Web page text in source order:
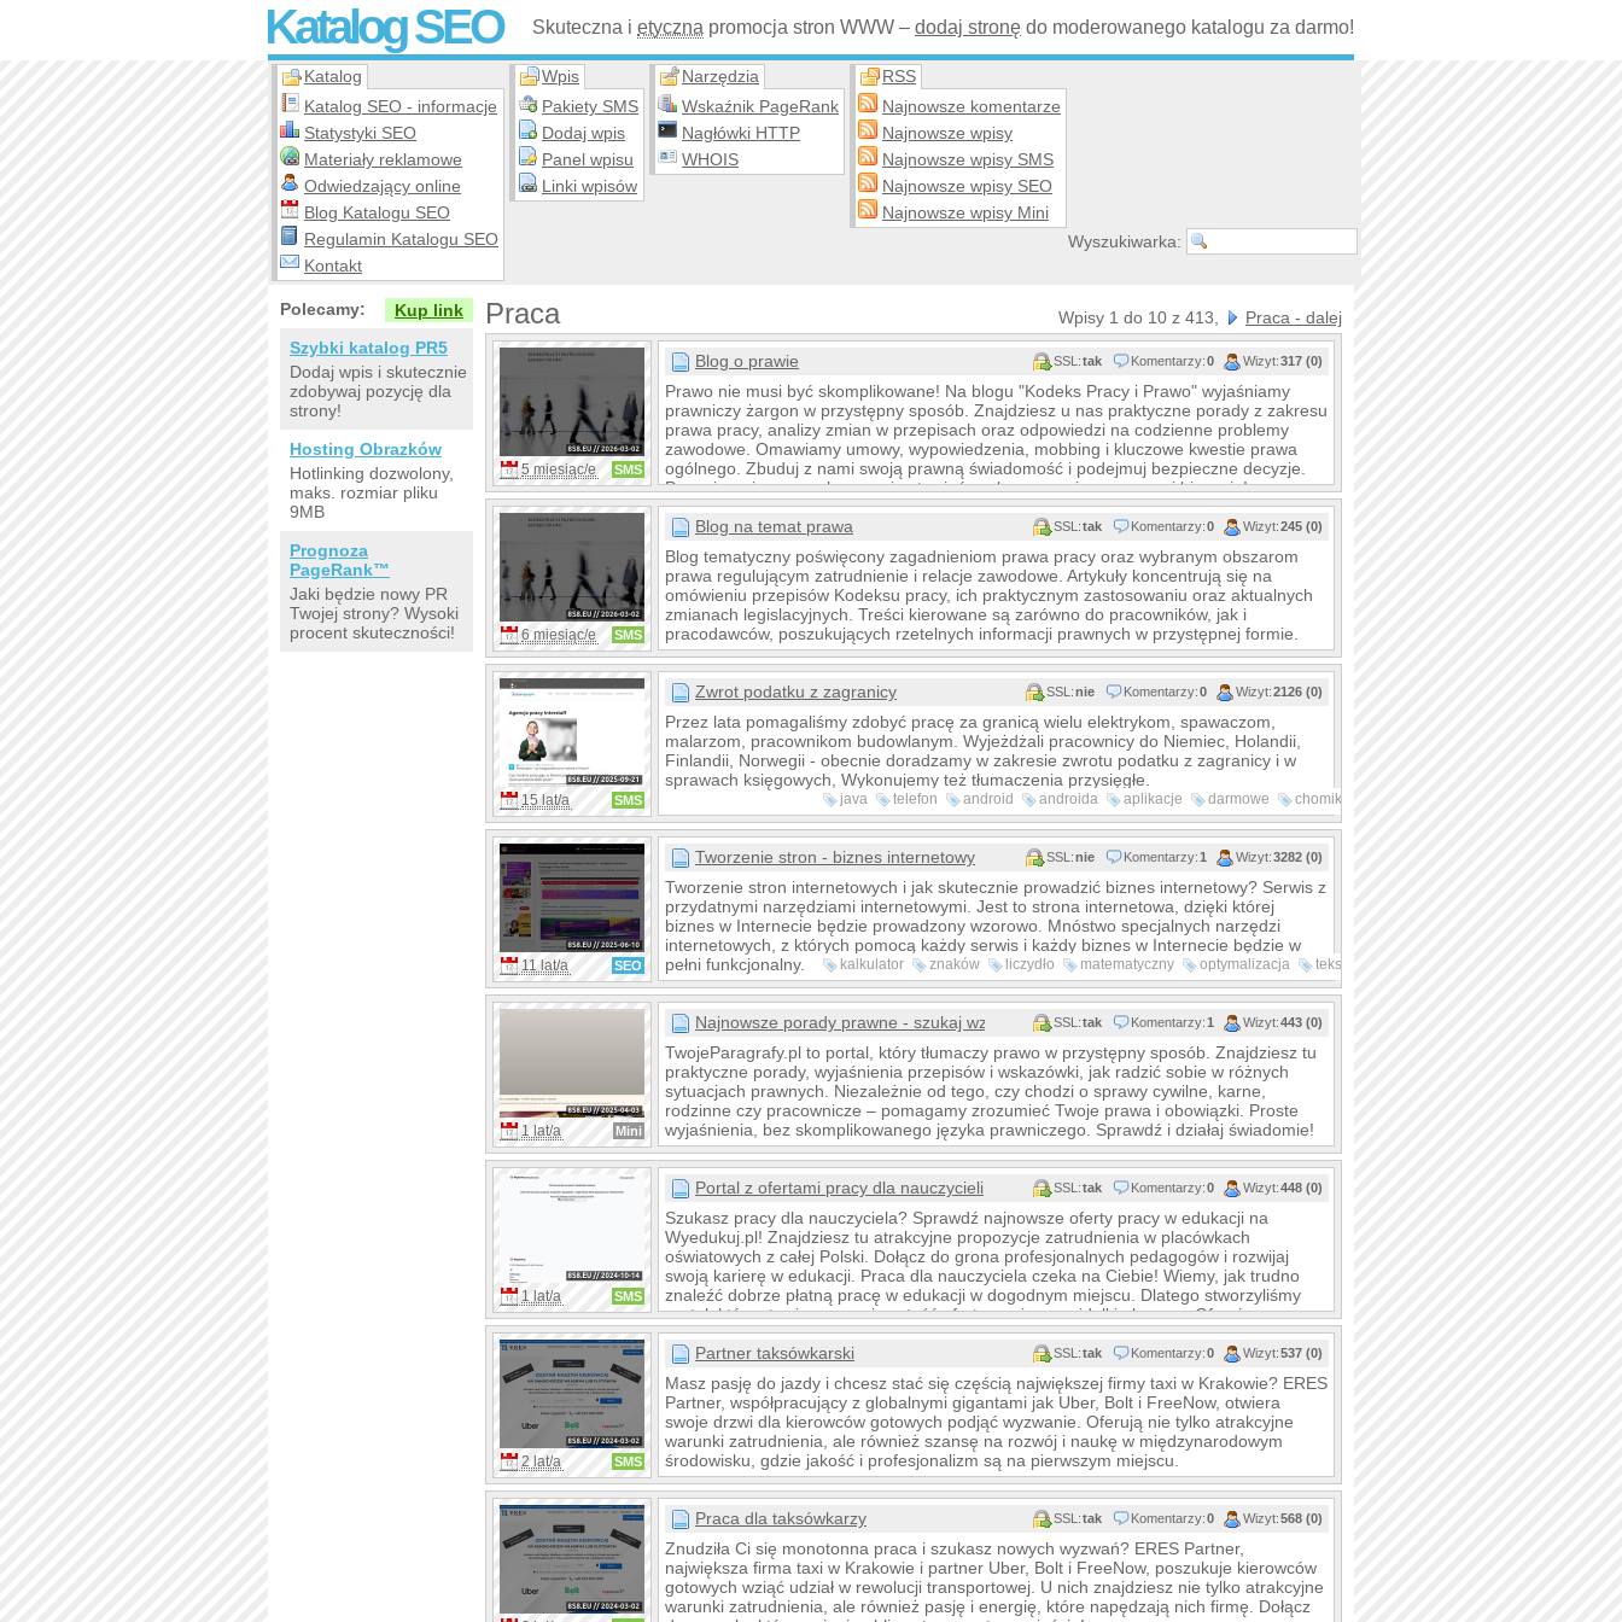
Katalog SEO Skuteczna i etyczna promocja stron WWW – dodaj stronę do moderowanego katalogu za darmo!
Katalog
Katalog SEO - informacje
Statystyki SEO
Materiały reklamowe
Odwiedzający online
Blog Katalogu SEO
Regulamin Katalogu SEO
Kontakt
Wpis
Pakiety SMS
Dodaj wpis
Panel wpisu
Linki wpisów
Narzędzia
Wskaźnik PageRank
Nagłówki HTTP
WHOIS
RSS
Najnowsze komentarze
Najnowsze wpisy
Najnowsze wpisy SMS
Najnowsze wpisy SEO
Najnowsze wpisy Mini
Wyszukiwarka:
Praca Wpisy 1 do 10 z 413, Praca - dalej
5 miesiąc/e SMS
Blog o prawie SSL:tak Komentarzy:0 Wizyt:317 (0)
Prawo nie musi być skomplikowane! Na blogu "Kodeks Pracy i Prawo" wyjaśniamy
prawniczy żargon w przystępny sposób. Znajdziesz u nas praktyczne porady z zakresu
prawa pracy, analizy zmian w przepisach oraz odpowiedzi na codzienne problemy
zawodowe. Omawiamy umowy, wypowiedzenia, mobbing i kluczowe kwestie prawa
ogólnego. Zbuduj z nami swoją prawną świadomość i podejmuj bezpieczne decyzje.
Poznaj swoje prawa, by pewnie stawiać czoła wyzwaniom w pracy i biznesie!
6 miesiąc/e SMS
Blog na temat prawa SSL:tak Komentarzy:0 Wizyt:245 (0)
Blog tematyczny poświęcony zagadnieniom prawa pracy oraz wybranym obszarom
prawa regulującym zatrudnienie i relacje zawodowe. Artykuły koncentrują się na
omówieniu przepisów Kodeksu pracy, ich praktycznym zastosowaniu oraz aktualnych
zmianach legislacyjnych. Treści kierowane są zarówno do pracowników, jak i
pracodawców, poszukujących rzetelnych informacji prawnych w przystępnej formie.
15 lat/a SMS
Zwrot podatku z zagranicy SSL:nie Komentarzy:0 Wizyt:2126 (0)
Przez lata pomagaliśmy zdobyć pracę za granicą wielu elektrykom, spawaczom,
malarzom, pracownikom budowlanym. Wyjeżdżali pracownicy do Niemiec, Holandii,
Finlandii, Norwegii - obecnie doradzamy w zakresie zwrotu podatku z zagranicy i w
sprawach księgowych, Wykonujemy też tłumaczenia przysięgłe.
java telefon android androida aplikacje darmowe
chomikuj
pobierz
komputer download
11 lat/a SEO
Tworzenie stron - biznes internetowy SSL:nie Komentarzy:1 Wizyt:3282 (0)
Tworzenie stron internetowych i jak skutecznie prowadzić biznes internetowy? Serwis z
przydatnymi narzędziami internetowymi. Jest to strona internetowa, dzięki której
biznes w Internecie będzie prowadzony wzorowo. Mnóstwo specjalnych narzędzi
internetowych, z których pomocą każdy serwis i każdy biznes w Internecie będzie w
pełni funkcjonalny.
kalkulator znaków liczydło matematyczny optymalizacja
tekstu
narzędzia
bimatrix stron optyk
1 lat/a Mini
Najnowsze porady prawne - szukaj wzorów i porad
SSL:tak Komentarzy:1 Wizyt:443 (0)
TwojeParagrafy.pl to portal, który tłumaczy prawo w przystępny sposób. Znajdziesz tu
praktyczne porady, wyjaśnienia przepisów i wskazówki, jak radzić sobie w różnych
sytuacjach prawnych. Niezależnie od tego, czy chodzi o sprawy cywilne, karne,
rodzinne czy pracownicze – pomagamy zrozumieć Twoje prawa i obowiązki. Proste
wyjaśnienia, bez skomplikowanego języka prawniczego. Sprawdź i działaj świadomie!
1 lat/a SMS
Portal z ofertami pracy dla nauczycieli SSL:tak Komentarzy:0 Wizyt:448 (0)
Szukasz pracy dla nauczyciela? Sprawdź najnowsze oferty pracy w edukacji na
Wyedukuj.pl! Znajdziesz tu atrakcyjne propozycje zatrudnienia w placówkach
oświatowych z całej Polski. Dołącz do grona profesjonalnych pedagogów i rozwijaj
swoją karierę w edukacji. Praca dla nauczyciela czeka na Ciebie! Wiemy, jak trudno
znaleźć dobrze płatną pracę w edukacji w dogodnym miejscu. Dlatego stworzyliśmy
portal, który stawia na przejrzystość ofert oraz jasne widełki płacowe. Oferujemy
zatrudnienie dla nauczycieli, tera
2 lat/a SMS
Partner taksówkarski SSL:tak Komentarzy:0 Wizyt:537 (0)
Masz pasję do jazdy i chcesz stać się częścią największej firmy taxi w Krakowie? ERES
Partner, współpracujący z globalnymi gigantami jak Uber, Bolt i FreeNow, otwiera
swoje drzwi dla kierowców gotowych podjąć wyzwanie. Oferują nie tylko atrakcyjne
warunki zatrudnienia, ale również szansę na rozwój i naukę w międzynarodowym
środowisku, gdzie jakość i profesjonalizm są na pierwszym miejscu.
Praca dla taksówkarzy SSL:tak Komentarzy:0 Wizyt:568 (0)
Znudziła Ci się monotonna praca i szukasz nowych wyzwań? ERES Partner,
największa firma taxi w Krakowie i partner Uber, Bolt i FreeNow, poszukuje kierowców
gotowych wziąć udział w rewolucji transportowej. U nich znajdziesz nie tylko atrakcyjne
warunki zatrudnienia, ale również pasję i energię, które napędzają nich firmę. Dołącz
Polecamy:
Kup link
Szybki katalog PR5
Dodaj wpis i skutecznie
zdobywaj pozycję dla
strony!
Hosting Obrazków
Hotlinking dozwolony,
maks. rozmiar pliku
9MB
Prognoza
PageRank™
Jaki będzie nowy PR
Twojej strony? Wysoki
procent skuteczności!